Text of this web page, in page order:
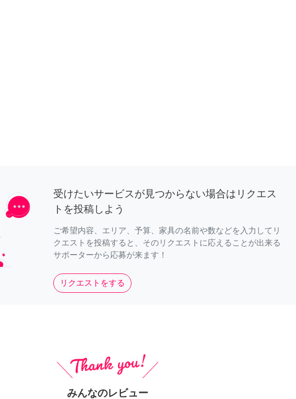
受けたいサービスが見つからない場合はリクエス
トを投稿しよう
ご希望内容、エリア、予算、家具の名前や数などを入力してリ
クエストを投稿すると、そのリクエストに応えることが出来る
サポーターから応募が来ます！
リクエストをする
みんなのレビュー